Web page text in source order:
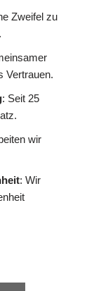
Zweifel zu
Vertrauen.
: Seit 25
wir
: Wir